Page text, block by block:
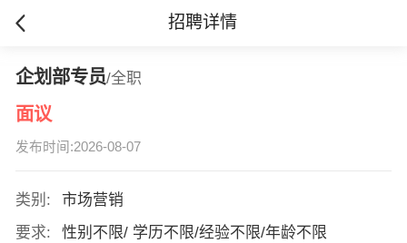
招聘详情
企划部专员/全职
面议
发布时间:2026-08-07
类别:
市场营销
要求:
性别不限/ 学历不限/经验不限/年龄不限